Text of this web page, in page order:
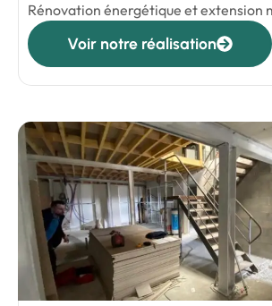
Rénovation énergétique et extension
Voir notre réalisation